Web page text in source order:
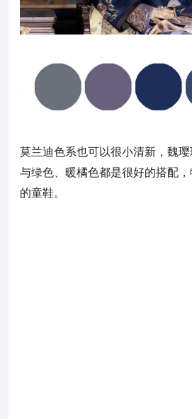
莫兰迪色系也可以很小清新，魏璎
与绿色、暖橘色都是很好的搭配
的童鞋。